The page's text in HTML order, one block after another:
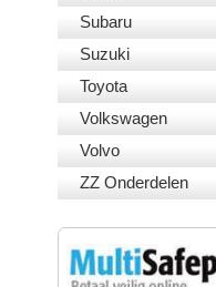
Subaru
Suzuki
Toyota
Volkswagen
Volvo
ZZ Onderdelen